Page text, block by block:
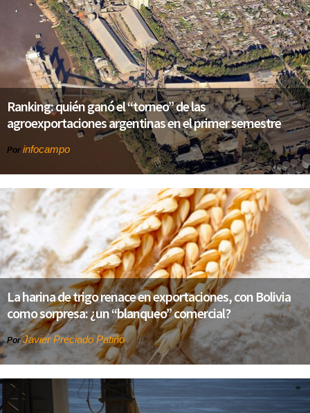
Ranking: quién ganó el “torneo” de las
agroexportaciones argentinas en el primer semestre
Por infocampo
La harina de trigo renace en exportaciones, con Bolivia
como sorpresa: ¿un “blanqueo” comercial?
PorJavier Preciado Patiño